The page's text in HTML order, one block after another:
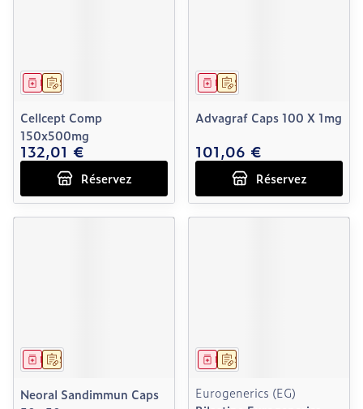
Sur prescription
Médicament
Cellcept Comp
150x500mg
132,01 €
Réservez
Sur prescription
Médicament
Advagraf Caps 100 X 1mg
101,06 €
Réservez
Sur prescription
Médicament
Neoral Sandimmun Caps
Sur prescription
Médicament
Eurogenerics (EG)